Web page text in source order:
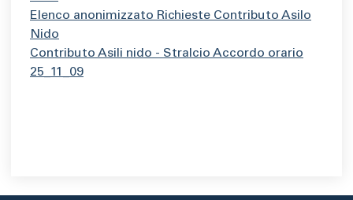
Elenco anonimizzato Richieste Contributo Asilo
Nido
Contributo Asili nido - Stralcio Accordo orario
25_11_09